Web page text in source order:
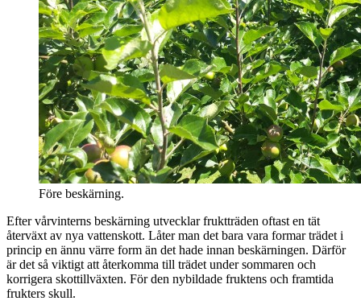
Före beskärning.
Efter vårvinterns beskärning utvecklar fruktträden oftast en tät
återväxt av nya vattenskott. Låter man det bara vara formar trädet i
princip en ännu värre form än det hade innan beskärningen. Därför
är det så viktigt att återkomma till trädet under sommaren och
korrigera skottillväxten. För den nybildade fruktens och framtida
frukters skull.